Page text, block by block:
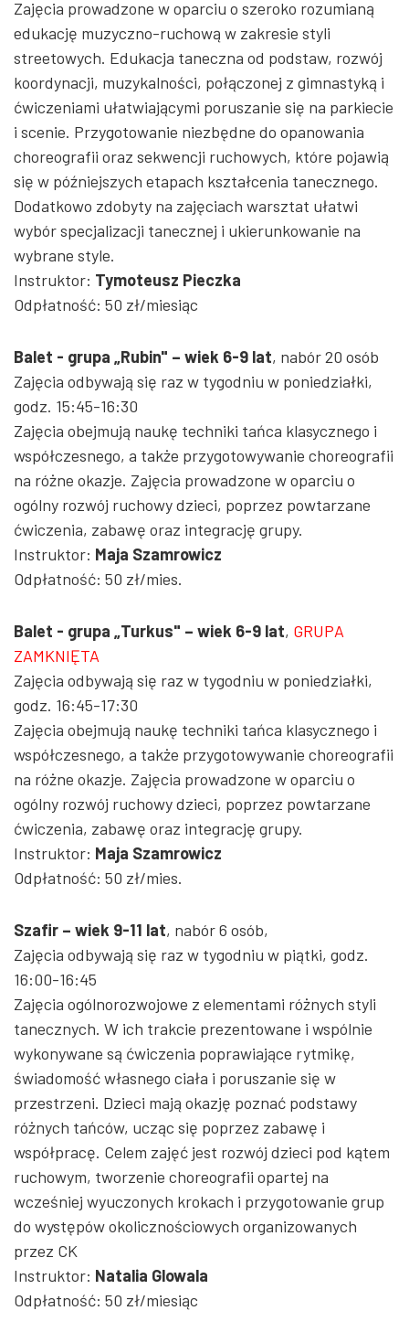
Zajęcia prowadzone w oparciu o szeroko rozumianą
edukację muzyczno-ruchową w zakresie styli
streetowych. Edukacja taneczna od podstaw, rozwój
koordynacji, muzykalności, połączonej z gimnastyką i
ćwiczeniami ułatwiającymi poruszanie się na parkiecie
i scenie. Przygotowanie niezbędne do opanowania
choreografii oraz sekwencji ruchowych, które pojawią
się w późniejszych etapach kształcenia tanecznego.
Dodatkowo zdobyty na zajęciach warsztat ułatwi
wybór specjalizacji tanecznej i ukierunkowanie na
wybrane style.
Instruktor: Tymoteusz Pieczka
Odpłatność: 50 zł/miesiąc
Balet - grupa „Rubin" – wiek 6-9 lat, nabór 20 osób
Zajęcia odbywają się raz w tygodniu w poniedziałki,
godz. 15:45-16:30
Zajęcia obejmują naukę techniki tańca klasycznego i
współczesnego, a także przygotowywanie choreografii
na różne okazje. Zajęcia prowadzone w oparciu o
ogólny rozwój ruchowy dzieci, poprzez powtarzane
ćwiczenia, zabawę oraz integrację grupy.
Instruktor: Maja Szamrowicz
Odpłatność: 50 zł/mies.
Balet - grupa „Turkus" – wiek 6-9 lat, GRUPA
ZAMKNIĘTA
Zajęcia odbywają się raz w tygodniu w poniedziałki,
godz. 16:45-17:30
Zajęcia obejmują naukę techniki tańca klasycznego i
współczesnego, a także przygotowywanie choreografii
na różne okazje. Zajęcia prowadzone w oparciu o
ogólny rozwój ruchowy dzieci, poprzez powtarzane
ćwiczenia, zabawę oraz integrację grupy.
Instruktor: Maja Szamrowicz
Odpłatność: 50 zł/mies.
Szafir – wiek 9-11 lat, nabór 6 osób,
Zajęcia odbywają się raz w tygodniu w piątki, godz.
16:00-16:45
Zajęcia ogólnorozwojowe z elementami różnych styli
tanecznych. W ich trakcie prezentowane i wspólnie
wykonywane są ćwiczenia poprawiające rytmikę,
świadomość własnego ciała i poruszanie się w
przestrzeni. Dzieci mają okazję poznać podstawy
różnych tańców, ucząc się poprzez zabawę i
współpracę. Celem zajęć jest rozwój dzieci pod kątem
ruchowym, tworzenie choreografii opartej na
wcześniej wyuczonych krokach i przygotowanie grup
do występów okolicznościowych organizowanych
przez CK
Instruktor: Natalia Glowala
Odpłatność: 50 zł/miesiąc